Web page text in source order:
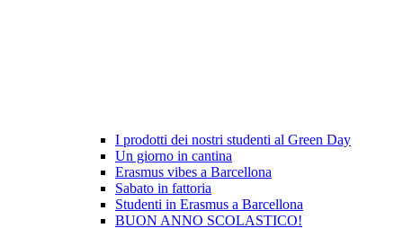
I prodotti dei nostri studenti al Green Day
Un giorno in cantina
Erasmus vibes a Barcellona
Sabato in fattoria
Studenti in Erasmus a Barcellona
BUON ANNO SCOLASTICO!